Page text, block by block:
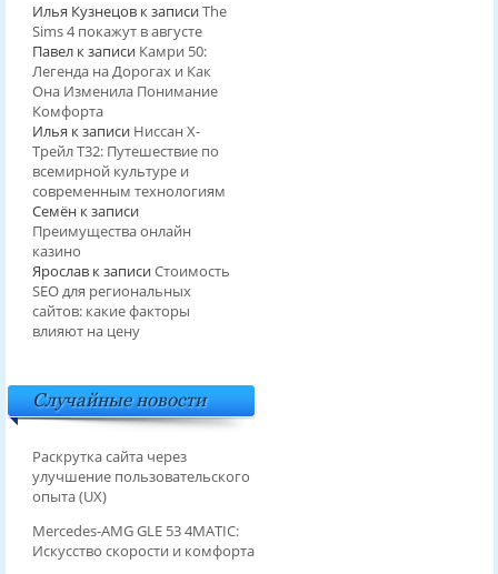
Илья Кузнецовк записиThe
Sims 4 покажут в августе
Павелк записи Камри 50:
Легенда на Дорогах и Как
Она Изменила Понимание
Комфорта
Илья к записи Ниссан Х-
Трейл T32: Путешествие по
всемирной культуре и
современным технологиям
Семёнк записи
Преимущества онлайн
казино
Ярославк записиСтоимость
SEO для региональных
сайтов: какие факторы
влияют на цену
Случайные новости
Раскрутка сайта через
улучшение пользовательского
опыта (UX)
Mercedes-AMG GLE 53 4MATIC:
Искусство скорости и комфорта